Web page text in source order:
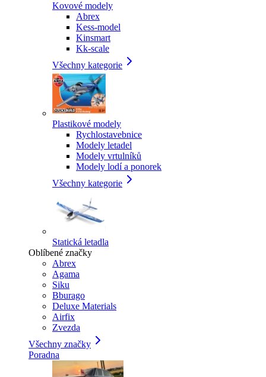
Kovové modely
Abrex
Kess-model
Kinsmart
Kk-scale
Všechny kategorie
Plastikové modely
Rychlostavebnice
Modely letadel
Modely vrtulníků
Modely lodí a ponorek
Všechny kategorie
Statická letadla
Oblíbené značky
Abrex
Agama
Siku
Bburago
Deluxe Materials
Airfix
Zvezda
Všechny značky
Poradna